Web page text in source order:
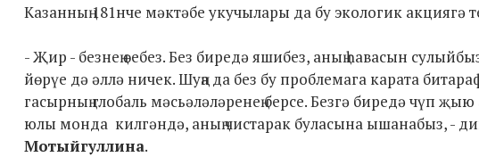
Казанның 181нче мәктәбе укучылары да бу экологик акциягә
- Җир - безнең өебез. Без биредә яшибез, аның һавасын
йөрүе дә әллә ничек. Шуңа да без бу проблемага карата
гасырның глобаль мәсьәләләренең берсе. Безгә биредә чүп
юлы монда килгәндә, аның чистарак буласына ышанабыз, -
Мотыйгуллина.